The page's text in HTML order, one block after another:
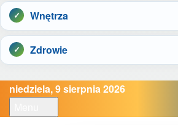
Wnętrza
Zdrowie
niedziela, 9 sierpnia 2026